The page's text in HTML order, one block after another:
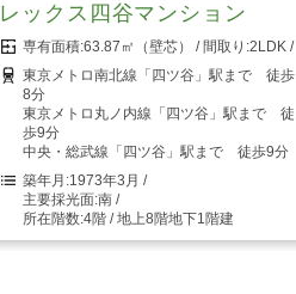
レックス四谷マンション
63.87㎡（壁芯）
2LDK
東京メトロ南北線「四ツ谷」駅まで 徒歩
8分
東京メトロ丸ノ内線「四ツ谷」駅まで 徒
歩9分
中央・総武線「四ツ谷」駅まで 徒歩9分
1973年3月
南
4階 / 地上8階地下1階建